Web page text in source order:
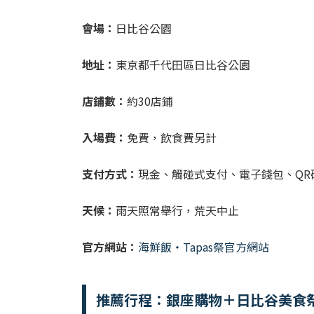
會場： 日比谷公園
地址： 東京都千代田區日比谷公園
店鋪數： 約30店鋪
入場費： 免費，飲食費另計
支付方式： 現金、觸碰式支付、電子錢包、
天候： 雨天照常舉行，荒天中止
官方網站： 海鮮飯・Tapas祭官方網站
推薦行程：銀座購物＋日比谷美食